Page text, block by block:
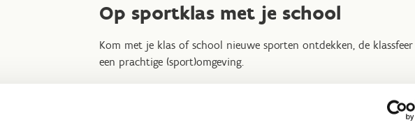
Op sportklas met je school
Kom met je klas of school nieuwe sporten ontdekken, de
een prachtige (sport)omgeving.
Wij werken graag een aanbod uit op maat van jouw school of